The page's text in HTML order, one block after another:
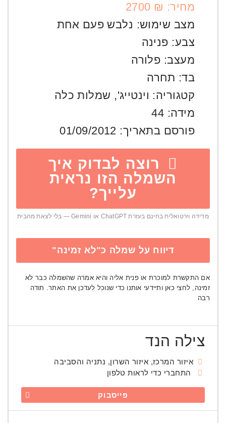
מחיר: ₪ 2700
מצב שימוש: נלבש פעם אחת
צבע: פנינה
מעצב: פלורה
בד: תחרה
קטגוריה: וינטייג', שמלות כלה
מידה: 44
פורסם בתאריך: 01/09/2012
רוצה לבדוק איך
השמלה הזו נראית
עלייך?
מדידה וירטואלית בחינם בעזרת ChatGPT או Gemini — בלי לצאת מהבית
דיווח על שמלה כ"לא זמינה"
אם התקשרת למוכרת או פנית אליה והיא אמרה שהשמלה כבר לא
זמינה, לחצי כאן ותיידעי אותנו כדי שנוכל לעדכן את האתר. תודה
רבה
צילה הנד
איזור המרכז, איזור השרון, נתניה והסביבה
התחברי כדי לראות טלפון
פייסבוק